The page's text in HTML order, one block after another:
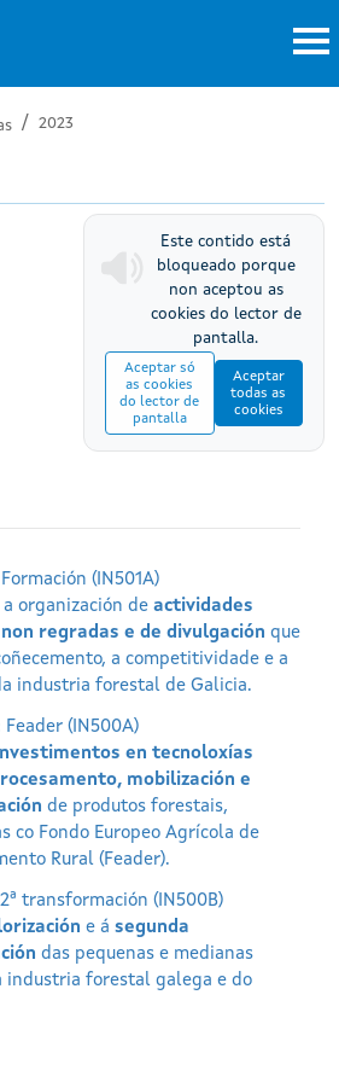
2023
Este contido está
bloqueado porque
non aceptou as
cookies do lector de
pantalla.
Aceptar só
as cookies
do lector de
pantalla
Aceptar
todas as
cookies
(IN501A)
organización de actividades
regradas e de divulgación que
a competitividade e a
industria forestal de Galicia​.
Feader (IN500A)
en tecnoloxías
mobilización e
de produtos forestais,
co Fondo Europeo Agrícola de
Rural (Feader).
transformación (IN500B)
e á segunda
das pequenas e medianas
industria forestal galega e do